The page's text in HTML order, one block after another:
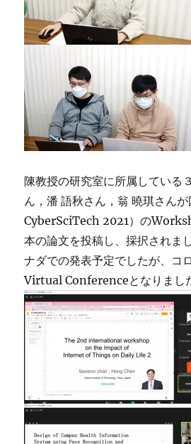
陳教授の研究室に所属している
ん，潘 語秋さん，翁 曉琪さん
CyberSciTech 2021）の
本の論文を投稿し、採択されま
ナダでの発表予定でしたが、コ
Virtual Conferenceとなりまし